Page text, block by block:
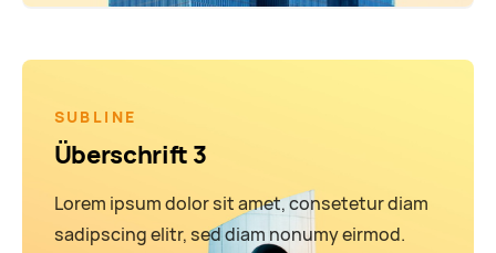
SUBLINE
Überschrift 3
Lorem ipsum dolor sit amet, consetetur diam
sadipscing elitr, sed diam nonumy eirmod.